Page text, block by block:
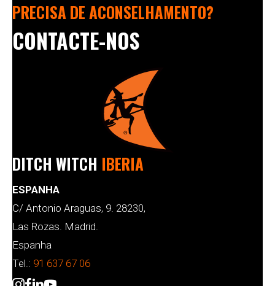
PRECISA DE ACONSELHAMENTO?
CONTACTE-NOS
DITCH WITCH IBERIA
ESPANHA
C/ Antonio Araguas, 9. 28230,
Las Rozas. Madrid.
Espanha
Tel.: 91 637 67 06